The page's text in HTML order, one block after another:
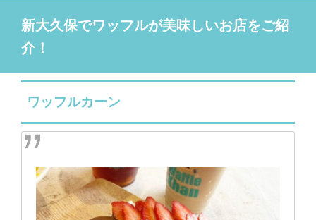
新大久保でワッフルが美味しいお店をご紹
介！
ワッフルカーン